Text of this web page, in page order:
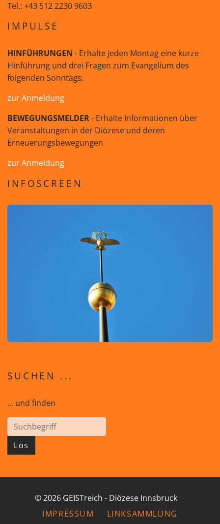
Tel.: +43 512 2230 9603
IMPULSE
HINFÜHRUNGEN - Erhalte jeden Montag eine kurze
Hinführung und drei Fragen zum Evangelium des
folgenden Sonntags.
zur Anmeldung
BEWEGUNGSMELDER- Erhalte Informationen über
Veranstaltungen in der Diözese und deren
Erneuerungsbewegungen
zur Anmeldung
INFOSCREEN
SUCHEN ...
... und finden
Los
© 2026 GEISTreich - Diözese Innsbruck
IMPRESSUM
LINKSAMMLUNG